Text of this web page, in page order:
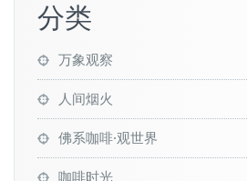
分类
万象观察
人间烟火
佛系咖啡·观世界
咖啡时光